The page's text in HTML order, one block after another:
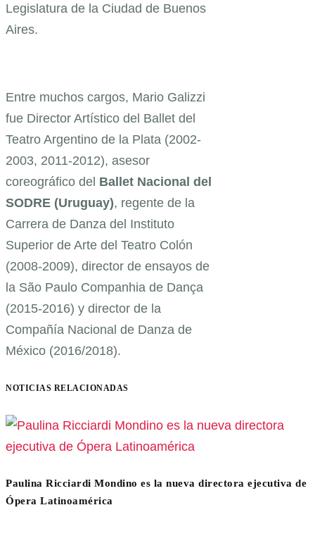
Legislatura de la Ciudad de Buenos
Aires.
Entre muchos cargos, Mario Galizzi
fue Director Artístico del Ballet del
Teatro Argentino de la Plata (2002-
2003, 2011-2012), asesor
coreográfico del Ballet Nacional del
SODRE (Uruguay), regente de la
Carrera de Danza del Instituto
Superior de Arte del Teatro Colón
(2008-2009), director de ensayos de
la São Paulo Companhia de Dança
(2015-2016) y director de la
Compañía Nacional de Danza de
México (2016/2018).
NOTICIAS RELACIONADAS
Paulina Ricciardi Mondino es la nueva directora ejecutiva de
Ópera Latinoamérica